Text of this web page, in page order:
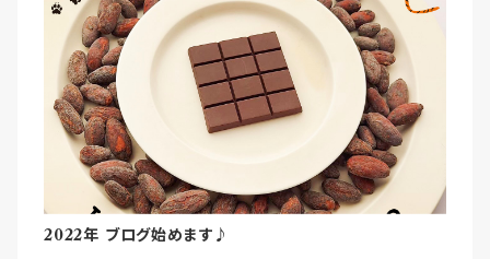
2022年 ブログ始めます♪